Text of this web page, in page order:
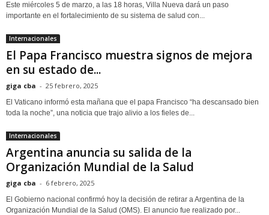
Este miércoles 5 de marzo, a las 18 horas, Villa Nueva dará un paso
importante en el fortalecimiento de su sistema de salud con...
Internacionales
El Papa Francisco muestra signos de mejora
en su estado de...
giga cba - 25 febrero, 2025
El Vaticano informó esta mañana que el papa Francisco “ha descansado bien
toda la noche”, una noticia que trajo alivio a los fieles de...
Internacionales
Argentina anuncia su salida de la
Organización Mundial de la Salud
giga cba - 6 febrero, 2025
El Gobierno nacional confirmó hoy la decisión de retirar a Argentina de la
Organización Mundial de la Salud (OMS). El anuncio fue realizado por...